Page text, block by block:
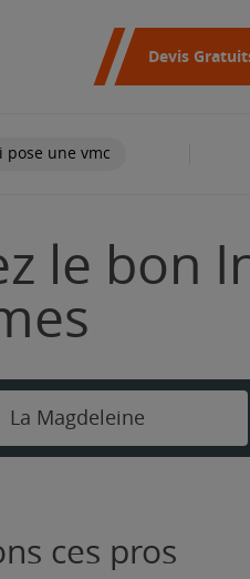
Devis
pose une vmc
le bon
La Magdeleine
ces pros